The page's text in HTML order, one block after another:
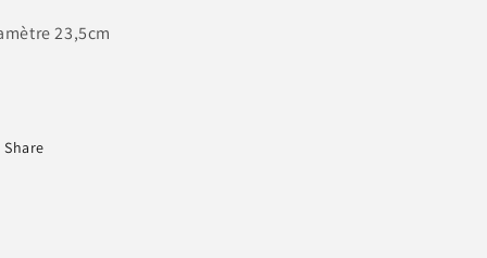
23,5cm
Share